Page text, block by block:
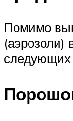
Помимо
(аэрозоли)